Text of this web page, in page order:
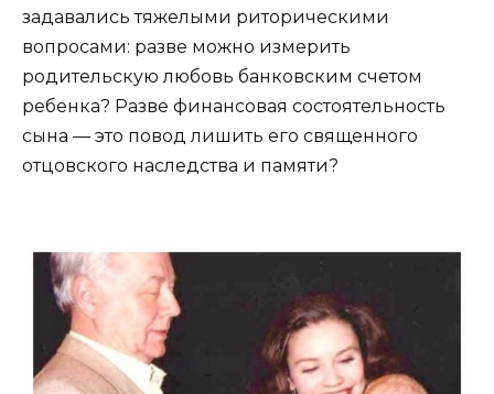
задавались тяжелыми риторическими
вопросами: разве можно измерить
родительскую любовь банковским счетом
ребенка? Разве финансовая состоятельность
сына — это повод лишить его священного
отцовского наследства и памяти?